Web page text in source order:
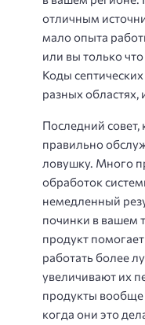
отличным
мало опыта
или вы только
Коды
разных областях,
Последний
правильно
ловушку. Много
обработок
немедленный
починки в вашем
продукт
работать более
увеличивают их
продукты вообще
когда они это